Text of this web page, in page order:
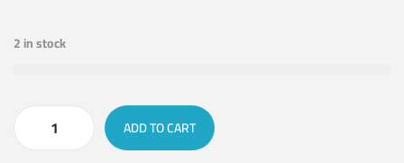
2 in stock
ADD TO CART